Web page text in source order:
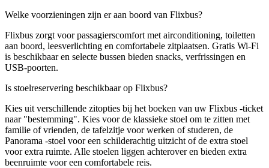
Welke voorzieningen zijn er aan boord van Flixbus?
Flixbus zorgt voor passagierscomfort met airconditioning, toiletten
aan boord, leesverlichting en comfortabele zitplaatsen. Gratis Wi-Fi
is beschikbaar en selecte bussen bieden snacks, verfrissingen en
USB-poorten.
Is stoelreservering beschikbaar op Flixbus?
Kies uit verschillende zitopties bij het boeken van uw Flixbus -ticket
naar "bestemming". Kies voor de klassieke stoel om te zitten met
familie of vrienden, de tafelzitje voor werken of studeren, de
Panorama -stoel voor een schilderachtig uitzicht of de extra stoel
voor extra ruimte. Alle stoelen liggen achterover en bieden extra
beenruimte voor een comfortabele reis.